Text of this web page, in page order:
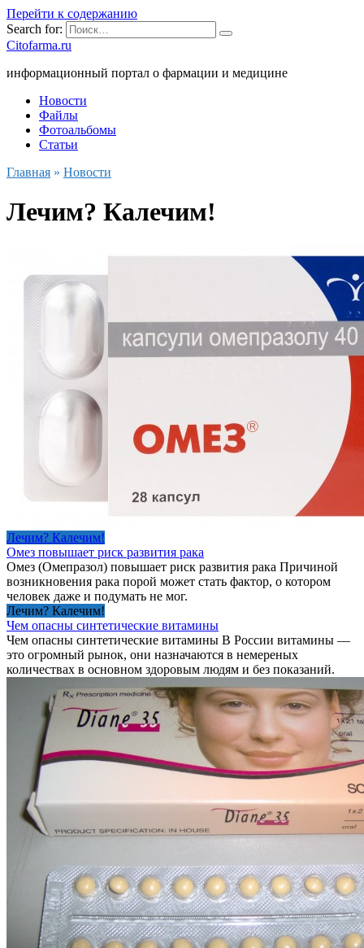
Перейти к содержанию
Search for:
Citofarma.ru
информационный портал о фармации и медицине
Новости
Файлы
Фотоальбомы
Статьи
Главная » Новости
Лечим? Калечим!
Лечим? Калечим!
Омез повышает риск развития рака
Омез (Омепразол) повышает риск развития рака Причиной
возникновения рака порой может стать фактор, о котором
человек даже и подумать не мог.
Лечим? Калечим!
Чем опасны синтетические витамины
Чем опасны синтетические витамины В России витамины —
это огромный рынок, они назначаются в немереных
количествах в основном здоровым людям и без показаний.